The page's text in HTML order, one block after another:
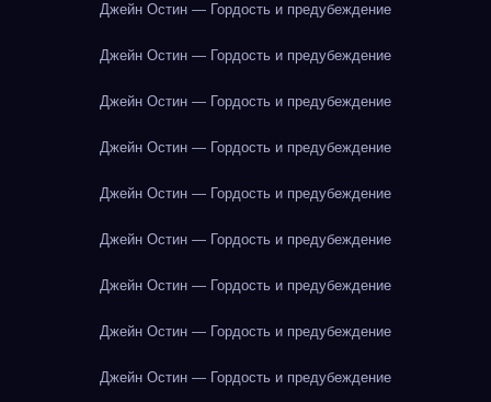
Джейн Остин — Гордость и предубеждение
Джейн Остин — Гордость и предубеждение
Джейн Остин — Гордость и предубеждение
Джейн Остин — Гордость и предубеждение
Джейн Остин — Гордость и предубеждение
Джейн Остин — Гордость и предубеждение
Джейн Остин — Гордость и предубеждение
Джейн Остин — Гордость и предубеждение
Джейн Остин — Гордость и предубеждение